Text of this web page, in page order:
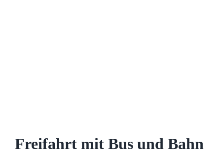
Freifahrt mit Bus und Bahn